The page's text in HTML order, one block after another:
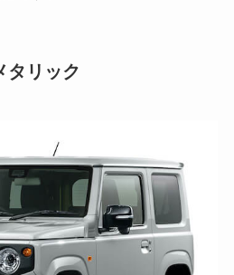
タリック